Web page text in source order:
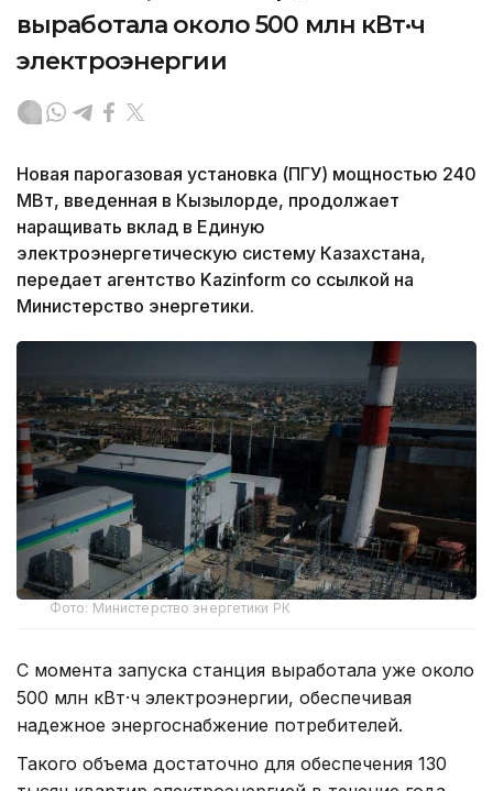
выработала около 500 млн кВт·ч
электроэнергии
Новая парогазовая установка (ПГУ) мощностью 240
МВт, введенная в Кызылорде, продолжает
наращивать вклад в Единую
электроэнергетическую систему Казахстана,
передает агентство Kazinform со ссылкой на
Министерство энергетики.
Фото: Министерство энергетики РК
С момента запуска станция выработала уже около
500 млн кВт·ч электроэнергии, обеспечивая
надежное энергоснабжение потребителей.
Такого объема достаточно для обеспечения 130